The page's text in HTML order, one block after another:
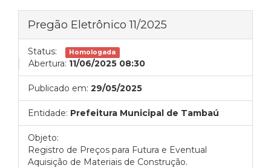
Pregão Eletrônico 11/2025
Status: Homologada
Abertura: 11/06/2025 08:30
Publicado em: 29/05/2025
Entidade: Prefeitura Municipal de Tambaú
Objeto:
Registro de Preços para Futura e Eventual
Aquisição de Materiais de Construção.